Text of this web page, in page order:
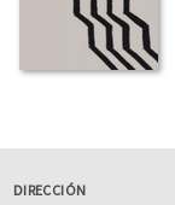
DIRECCIÓN